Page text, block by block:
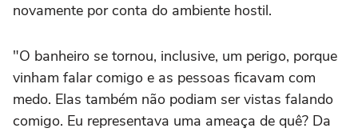
novamente por conta do ambiente hostil.
"O banheiro se tornou, inclusive, um perigo, porque
vinham falar comigo e as pessoas ficavam com
medo. Elas também não podiam ser vistas falando
comigo. Eu representava uma ameaça de quê? Da